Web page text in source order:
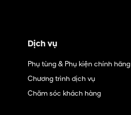
Dịch vụ
Phụ tùng & Phụ kiện chính hãng
Chương trình dịch vụ
Chăm sóc khách hàng